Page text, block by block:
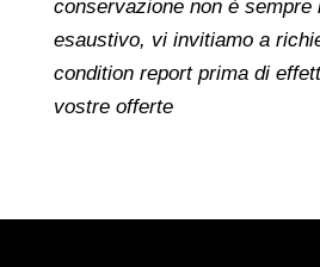
conservazione non è sempre
esaustivo, vi invitiamo a
condition report prima di
vostre offerte